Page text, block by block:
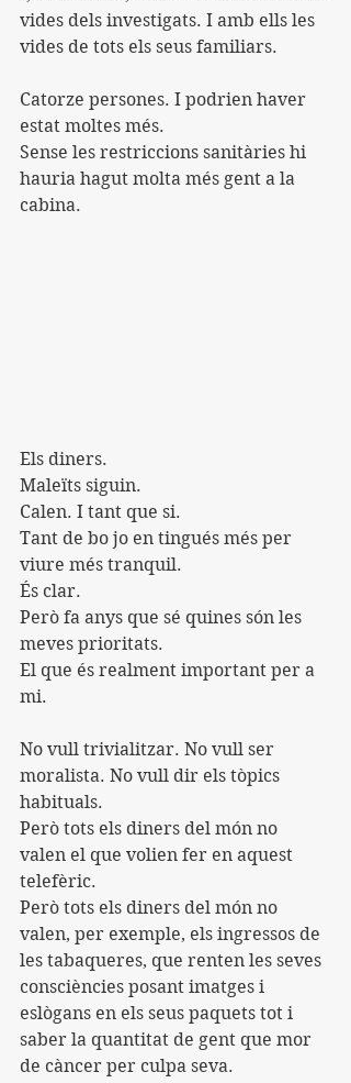
vides dels investigats. I amb ells les
vides de tots els seus familiars.
Catorze persones. I podrien haver
estat moltes més.
Sense les restriccions sanitàries hi
hauria hagut molta més gent a la
cabina.
Els diners.
Maleïts siguin.
Calen. I tant que si.
Tant de bo jo en tingués més per
viure més tranquil.
És clar.
Però fa anys que sé quines són les
meves prioritats.
El que és realment important per a
mi.
No vull trivialitzar. No vull ser
moralista. No vull dir els tòpics
habituals.
Però tots els diners del món no
valen el que volien fer en aquest
telefèric.
Però tots els diners del món no
valen, per exemple, els ingressos de
les tabaqueres, que renten les seves
consciències posant imatges i
eslògans en els seus paquets tot i
saber la quantitat de gent que mor
de càncer per culpa seva.